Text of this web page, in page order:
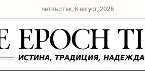
четвъртък, 6 август, 2026